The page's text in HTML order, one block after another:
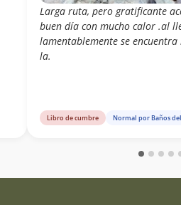
Larga ruta, pero gratificante
buen día con mucho calor .al
lamentablemente se encuentra
la.
Libro de cumbre Normal por Baños